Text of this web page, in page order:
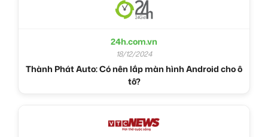
24h.com.vn
18/12/2024
Thành Phát Auto: Có nên lắp màn hình Android cho ô
tô?